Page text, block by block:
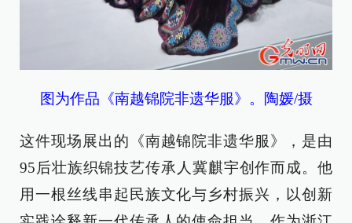
图为作品《南越锦院非遗华服》。陶媛/摄
这件现场展出的《南越锦院非遗华服》，是由
95后壮族织锦技艺传承人冀麒宇创作而成。他
用一根丝线串起民族文化与乡村振兴，以创新